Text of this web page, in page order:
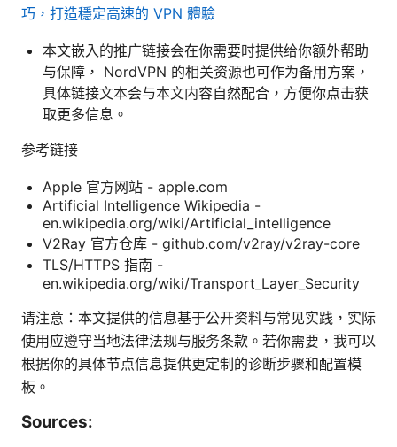
巧，打造穩定高速的 VPN 體驗
本文嵌入的推广链接会在你需要时提供给你额外帮助
与保障， NordVPN 的相关资源也可作为备用方案，
具体链接文本会与本文内容自然配合，方便你点击获
取更多信息。
参考链接
Apple 官方网站 - apple.com
Artificial Intelligence Wikipedia -
en.wikipedia.org/wiki/Artificial_intelligence
V2Ray 官方仓库 - github.com/v2ray/v2ray-core
TLS/HTTPS 指南 -
en.wikipedia.org/wiki/Transport_Layer_Security
请注意：本文提供的信息基于公开资料与常见实践，实际
使用应遵守当地法律法规与服务条款。若你需要，我可以
根据你的具体节点信息提供更定制的诊断步骤和配置模
板。
Sources: